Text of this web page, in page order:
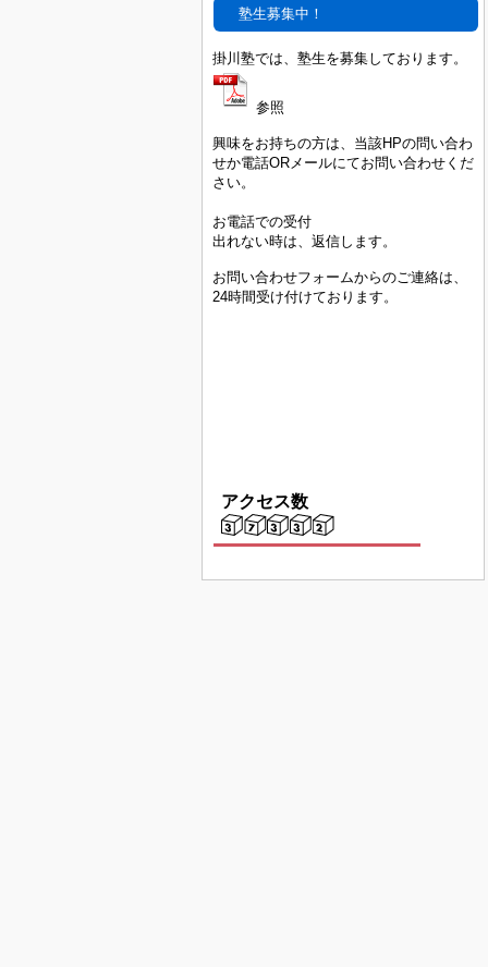
塾生募集中！
掛川塾では、塾生を募集しております。
参照
興味をお持ちの方は、当該HPの問い合わ
せか電話ORメールにてお問い合わせくだ
さい。
お電話での受付
出れない時は、返信します。
お問い合わせフォームからのご連絡は、
24時間受け付けております。
アクセス数